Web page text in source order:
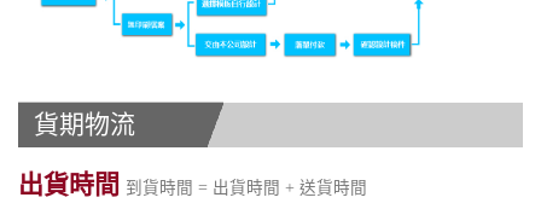
貨期物流
出貨時間 到貨時間 = 出貨時間 + 送貨時間